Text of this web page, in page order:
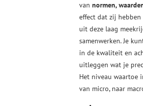
van normen,
effect dat zij
uit deze laag
samenwerken. Je
in de kwaliteit en
uitleggen wat je
Het niveau waartoe
van micro, naar